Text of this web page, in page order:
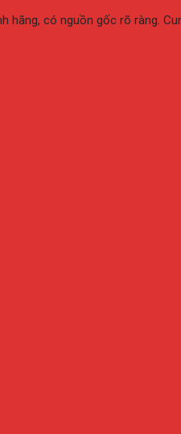
hãng, có nguồn gốc rõ ràng.